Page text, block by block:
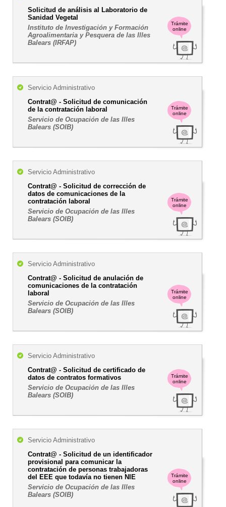
Trámite
online
Solicitud de análisis al Laboratorio de
Sanidad Vegetal
Instituto de Investigación y Formación
Agroalimentaria y Pesquera de las Illes
Balears (IRFAP)
Trámite
online
Servicio Administrativo
Contrat@ - Solicitud de comunicación
de la contratación laboral
Servicio de Ocupación de las Illes
Balears (SOIB)
Trámite
online
Servicio Administrativo
Contrat@ - Solicitud de corrección de
datos de comunicaciones de la
contratación laboral
Servicio de Ocupación de las Illes
Balears (SOIB)
Trámite
online
Servicio Administrativo
Contrat@ - Solicitud de anulación de
comunicaciones de la contratación
laboral
Servicio de Ocupación de las Illes
Balears (SOIB)
Trámite
online
Servicio Administrativo
Contrat@ - Solicitud de certificado de
datos de contratos formativos
Servicio de Ocupación de las Illes
Balears (SOIB)
Trámite
online
Servicio Administrativo
Contrat@ - Solicitud de un identificador
provisional para comunicar la
contratación de personas trabajadoras
del EEE que todavía no tienen NIE
Servicio de Ocupación de las Illes
Balears (SOIB)